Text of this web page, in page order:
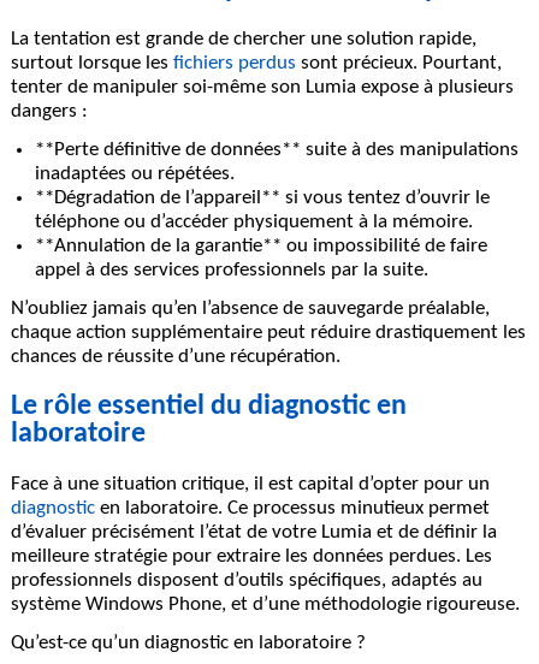
La tentation est grande de chercher une solution rapide,
surtout lorsque lesfichiers perdus sont précieux. Pourtant,
tenter de manipuler soi-même son Lumia expose à plusieurs
dangers :
**Perte définitive de données** suite à des manipulations
inadaptées ou répétées.
**Dégradation de l’appareil** si vous tentez d’ouvrir le
téléphone ou d’accéder physiquement à la mémoire.
**Annulation de la garantie** ou impossibilité de faire
appel à des services professionnels par la suite.
N’oubliez jamais qu’en l’absence de sauvegarde préalable,
chaque action supplémentaire peut réduire drastiquement les
chances de réussite d’une récupération.
Le rôle essentiel du diagnostic en
laboratoire
Face à une situation critique, il est capital d’opter pour un
diagnostic en laboratoire. Ce processus minutieux permet
d’évaluer précisément l’état de votre Lumia et de définir la
meilleure stratégie pour extraire les données perdues. Les
professionnels disposent d’outils spécifiques, adaptés au
système Windows Phone, et d’une méthodologie rigoureuse.
Qu’est-ce qu’un diagnostic en laboratoire ?